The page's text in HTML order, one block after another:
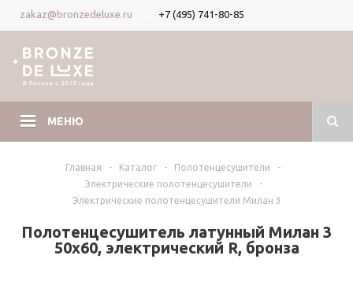
zakaz@bronzedeluxe.ru +7 (495) 741-80-85
МЕНЮ
Главная - Каталог - Полотенцесушители
-
Электрические полотенцесушители
-
Электрические полотенцесушители Милан 3
Полотенцесушитель латунный Милан 3
50х60, электрический R, бронза